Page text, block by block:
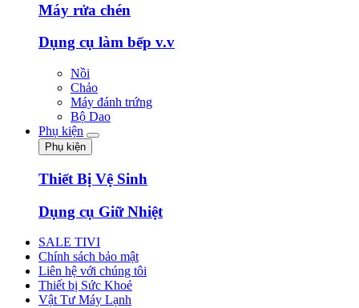
Máy rửa chén
Dụng cụ làm bếp v.v
Nồi
Chảo
Máy đánh trứng
Bộ Dao
Phụ kiện
Phụ kiện
Thiết Bị Vệ Sinh
Dụng cụ Giữ Nhiệt
SALE TIVI
Chính sách bảo mật
Liên hệ với chúng tôi
Thiết bị Sức Khoẻ
Vật Tư Máy Lạnh